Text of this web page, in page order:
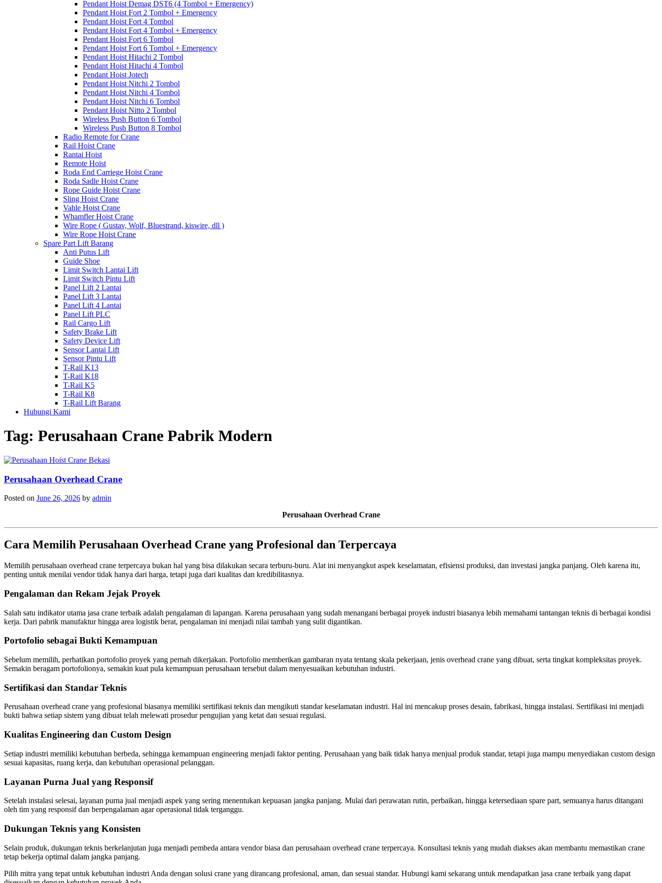
Pendant Hoist Demag DST6 (4 Tombol + Emergency)
Pendant Hoist Fort 2 Tombol + Emergency
Pendant Hoist Fort 4 Tombol
Pendant Hoist Fort 4 Tombol + Emergency
Pendant Hoist Fort 6 Tombol
Pendant Hoist Fort 6 Tombol + Emergency
Pendant Hoist Hitachi 2 Tombol
Pendant Hoist Hitachi 4 Tombol
Pendant Hoist Jotech
Pendant Hoist Nitchi 2 Tombol
Pendant Hoist Nitchi 4 Tombol
Pendant Hoist Nitchi 6 Tombol
Pendant Hoist Nitto 2 Tombol
Wireless Push Button 6 Tombol
Wireless Push Button 8 Tombol
Radio Remote for Crane
Rail Hoist Crane
Rantai Hoist
Remote Hoist
Roda End Carriege Hoist Crane
Roda Sadle Hoist Crane
Rope Guide Hoist Crane
Sling Hoist Crane
Vahle Hoist Crane
Whamfler Hoist Crane
Wire Rope ( Gustav, Wolf, Bluestrand, kiswire, dll )
Wire Rope Hoist Crane
Spare Part Lift Barang
Anti Putus Lift
Guide Shoe
Limit Switch Lantai Lift
Limit Switch Pintu Lift
Panel Lift 2 Lantai
Panel Lift 3 Lantai
Panel Lift 4 Lantai
Panel Lift PLC
Rail Cargo Lift
Safety Brake Lift
Safety Device Lift
Sensor Lantai Lift
Sensor Pintu Lift
T-Rail K13
T-Rail K18
T-Rail K5
T-Rail K8
T-Rail Lift Barang
Hubungi Kami
Tag: Perusahaan Crane Pabrik Modern
Perusahaan Overhead Crane
Posted on June 26, 2026 by admin
Perusahaan Overhead Crane
Cara Memilih Perusahaan Overhead Crane yang Profesional dan Terpercaya
Memilih perusahaan overhead crane terpercaya bukan hal yang bisa dilakukan secara terburu-buru. Alat ini menyangkut aspek keselamatan, efisiensi produksi, dan investasi jangka panjang. Oleh karena itu,
penting untuk menilai vendor tidak hanya dari harga, tetapi juga dari kualitas dan kredibilitasnya.
Pengalaman dan Rekam Jejak Proyek
Salah satu indikator utama jasa crane terbaik adalah pengalaman di lapangan. Karena perusahaan yang sudah menangani berbagai proyek industri biasanya lebih memahami tantangan teknis di berbagai kondisi
kerja. Dari pabrik manufaktur hingga area logistik berat, pengalaman ini menjadi nilai tambah yang sulit digantikan.
Portofolio sebagai Bukti Kemampuan
Sebelum memilih, perhatikan portofolio proyek yang pernah dikerjakan. Portofolio memberikan gambaran nyata tentang skala pekerjaan, jenis overhead crane yang dibuat, serta tingkat kompleksitas proyek.
Semakin beragam portofolionya, semakin kuat pula kemampuan perusahaan tersebut dalam menyesuaikan kebutuhan industri.
Sertifikasi dan Standar Teknis
Perusahaan overhead crane yang profesional biasanya memiliki sertifikasi teknis dan mengikuti standar keselamatan industri. Hal ini mencakup proses desain, fabrikasi, hingga instalasi. Sertifikasi ini menjadi
bukti bahwa setiap sistem yang dibuat telah melewati prosedur pengujian yang ketat dan sesuai regulasi.
Kualitas Engineering dan Custom Design
Setiap industri memiliki kebutuhan berbeda, sehingga kemampuan engineering menjadi faktor penting. Perusahaan yang baik tidak hanya menjual produk standar, tetapi juga mampu menyediakan custom design
sesuai kapasitas, ruang kerja, dan kebutuhan operasional pelanggan.
Layanan Purna Jual yang Responsif
Setelah instalasi selesai, layanan purna jual menjadi aspek yang sering menentukan kepuasan jangka panjang. Mulai dari perawatan rutin, perbaikan, hingga ketersediaan spare part, semuanya harus ditangani
oleh tim yang responsif dan berpengalaman agar operasional tidak terganggu.
Dukungan Teknis yang Konsisten
Selain produk, dukungan teknis berkelanjutan juga menjadi pembeda antara vendor biasa dan perusahaan overhead crane terpercaya. Konsultasi teknis yang mudah diakses akan membantu memastikan crane
tetap bekerja optimal dalam jangka panjang.
Pilih mitra yang tepat untuk kebutuhan industri Anda dengan solusi crane yang dirancang profesional, aman, dan sesuai standar. Hubungi kami sekarang untuk mendapatkan jasa crane terbaik yang dapat